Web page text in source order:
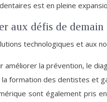
est en pleine
aux défis de demain
technologiques et aux
améliorer la prévention, le
formation des dentistes et
sont également pris